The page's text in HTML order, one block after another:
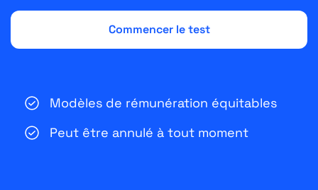
Modèles de rémunération équitables
Peut être annulé à tout moment